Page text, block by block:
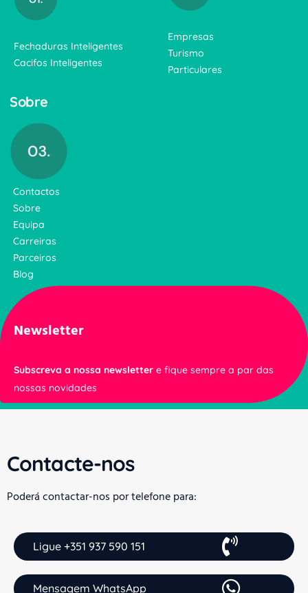
Fechaduras Inteligentes
Cacifos Inteligentes
Empresas
Turismo
Particulares
Sobre
Contactos
Sobre
Equipa
Carreiras
Parceiros
Blog
Newsletter
Subscreva a nossa newsletter e fique sempre a par das
nossas novidades
Contacte-nos
Poderá contactar-nos por telefone para:
Ligue +351 937 590 151
Mensagem WhatsApp